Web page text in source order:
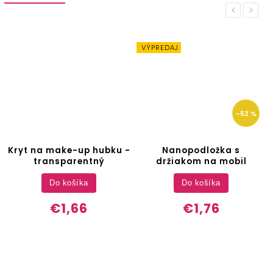
Previous
Kryt na make-up hubku -
transparentný
€1,66
Do košíka
VÝPREDAJ
–52 %
Nanopodložka s
držiakom na mobil
€1,76
Do košíka
Next